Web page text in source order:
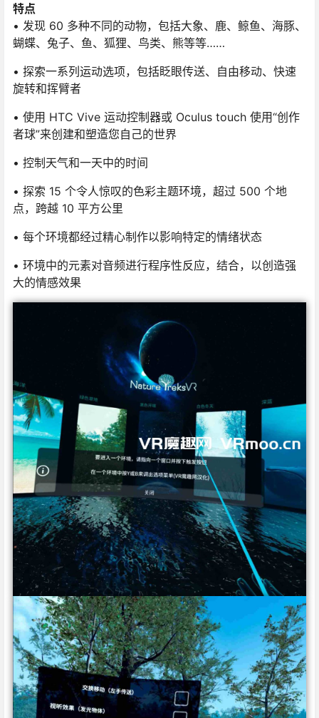
特点
• 发现 60 多种不同的动物，包括大象、鹿、鲸鱼、海豚、
蝴蝶、兔子、鱼、狐狸、鸟类、熊等等……
• 探索一系列运动选项，包括眨眼传送、自由移动、快速
旋转和挥臂者
• 使用 HTC Vive 运动控制器或 Oculus touch 使用“创作
者球”来创建和塑造您自己的世界
• 控制天气和一天中的时间
• 探索 15 个令人惊叹的色彩主题环境，超过 500 个地
点，跨越 10 平方公里
• 每个环境都经过精心制作以影响特定的情绪状态
• 环境中的元素对音频进行程序性反应，结合，以创造强
大的情感效果